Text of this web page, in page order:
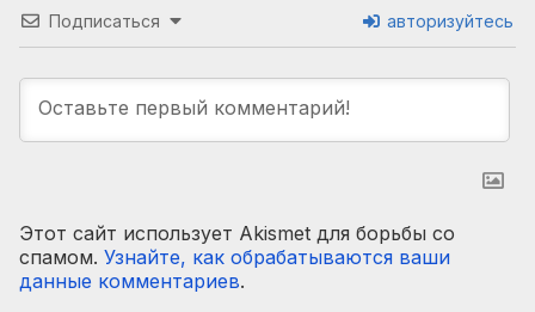
Подписаться авторизуйтесь
Этот сайт использует Akismet для борьбы со
спамом. Узнайте, как обрабатываются ваши
данные комментариев.